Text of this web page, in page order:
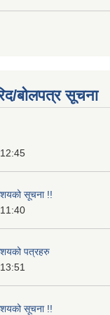
बोलपत्र सूचना
सूचना !!
पत्रहरु
सूचना !!